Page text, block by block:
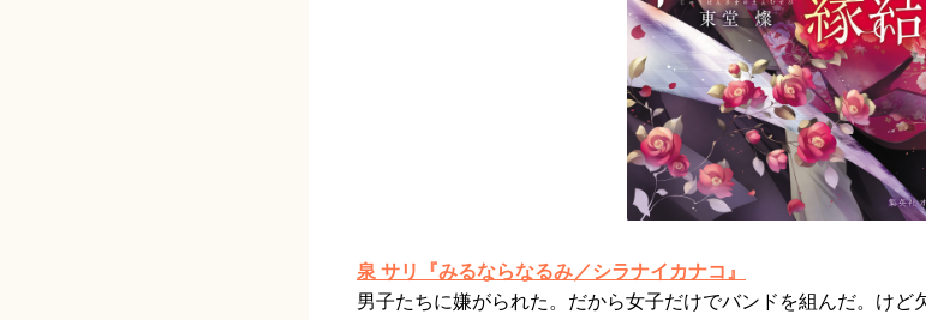
泉 サリ『みるならなるみ／シラナイカナコ』
男子たちに嫌がられた。だから女子だけでバンドを組んだ。けど